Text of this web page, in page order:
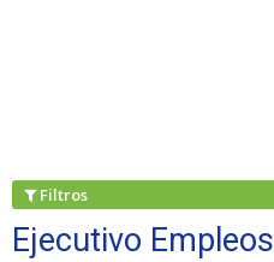
Filtros
Ejecutivo Empleos